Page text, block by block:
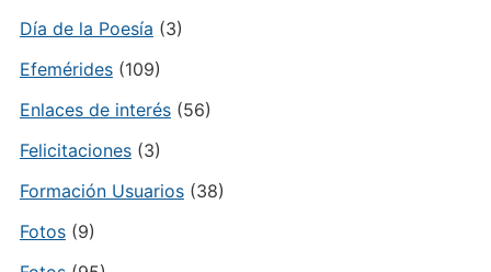
Día de la Poesía (3)
Efemérides(109)
Enlaces de interés(56)
Felicitaciones(3)
Formación Usuarios(38)
Fotos(9)